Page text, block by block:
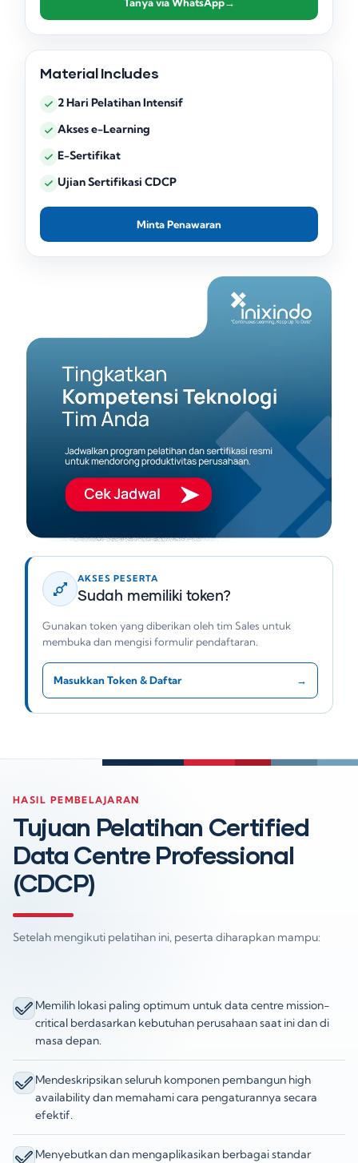
Material Includes
2 Hari Pelatihan Intensif
Akses e-Learning
E-Sertifikat
Ujian Sertifikasi CDCP
Minta Penawaran
AKSES PESERTA
Sudah memiliki token?
Gunakan token yang diberikan oleh tim Sales untuk
membuka dan mengisi formulir pendaftaran.
Masukkan Token & Daftar →
HASIL PEMBELAJARAN
Tujuan Pelatihan Certified
Data Centre Professional
(CDCP)
Setelah mengikuti pelatihan ini, peserta diharapkan mampu:
Memilih lokasi paling optimum untuk data centre mission-
critical berdasarkan kebutuhan perusahaan saat ini dan di
masa depan.
Mendeskripsikan seluruh komponen pembangun high
availability dan memahami cara pengaturannya secara
efektif.
Menyebutkan dan mengaplikasikan berbagai standar